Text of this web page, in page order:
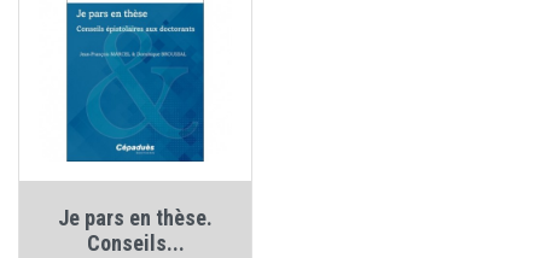
Je pars en thèse.
Conseils...